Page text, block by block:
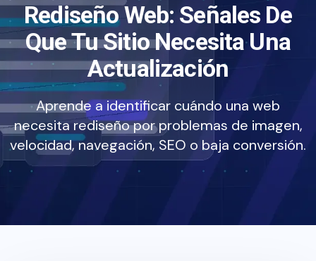
Rediseño Web: Señales De
Que Tu Sitio Necesita Una
Actualización
Aprende a identificar cuándo una web
necesita rediseño por problemas de imagen,
velocidad, navegación, SEO o baja conversión.